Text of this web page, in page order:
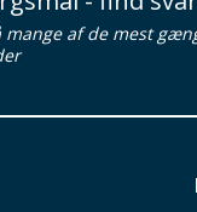
mange af de mest